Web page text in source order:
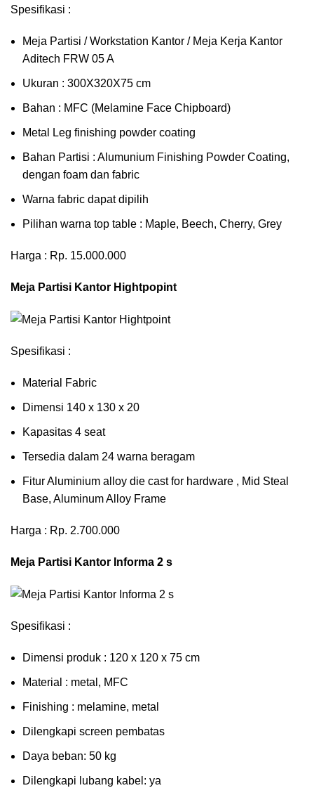
Spesifikasi :
Meja Partisi / Workstation Kantor / Meja Kerja Kantor
Aditech FRW 05 A
Ukuran : 300X320X75 cm
Bahan : MFC (Melamine Face Chipboard)
Metal Leg finishing powder coating
Bahan Partisi : Alumunium Finishing Powder Coating,
dengan foam dan fabric
Warna fabric dapat dipilih
Pilihan warna top table : Maple, Beech, Cherry, Grey
Harga : Rp. 15.000.000
Meja Partisi Kantor Hightpopint
Spesifikasi :
Material Fabric
Dimensi 140 x 130 x 20
Kapasitas 4 seat
Tersedia dalam 24 warna beragam
Fitur Aluminium alloy die cast for hardware , Mid Steal
Base, Aluminum Alloy Frame
Harga : Rp. 2.700.000
Meja Partisi Kantor Informa 2 s
Spesifikasi :
Dimensi produk : 120 x 120 x 75 сm
Mаtеrіаl : metal, MFC
Fіnіѕhіng : melamine, metal
Dіlеngkарі ѕсrееn pembatas
Dауа bеbаn: 50 kg
Dilengkapi lubаng kаbеl: уа